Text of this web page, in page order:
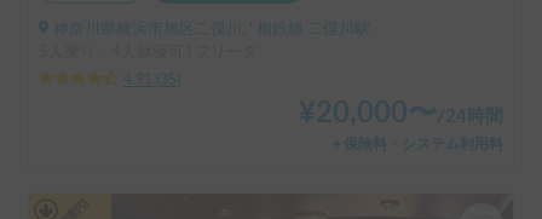
神奈川県横浜市旭区二俣川, ' 相鉄線 二俣川駅
4.91
35
¥20,000〜 /24時間
＋保険料・システム利用料